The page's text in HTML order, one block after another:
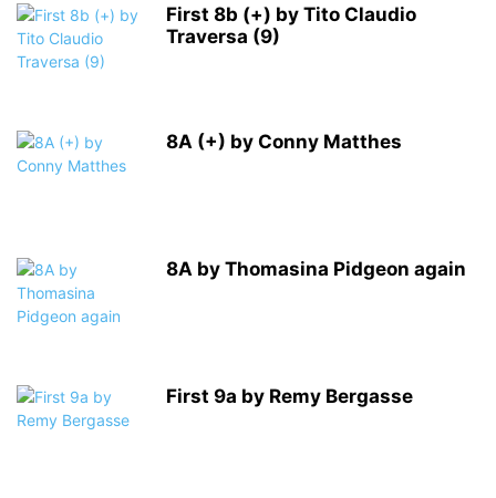
First 8b (+) by Tito Claudio
Traversa (9)
8A (+) by Conny Matthes
8A by Thomasina Pidgeon again
First 9a by Remy Bergasse